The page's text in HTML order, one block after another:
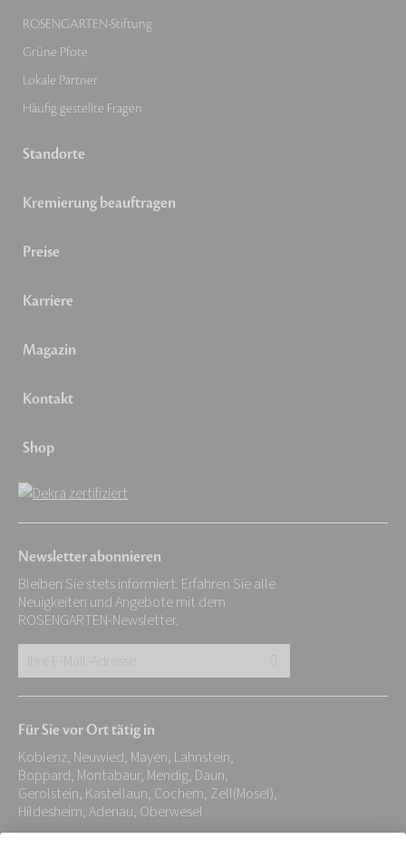
ROSENGARTEN-Stiftung
Grüne Pfote
Lokale Partner
Häufig gestellte Fragen
Standorte
Kremierung beauftragen
Preise
Karriere
Magazin
Kontakt
Shop
Newsletter abonnieren
Bleiben Sie stets informiert. Erfahren Sie alle
Neuigkeiten und Angebote mit dem
ROSENGARTEN-Newsletter.
Adresse:
*
Für Sie vor Ort tätig in
Koblenz, Neuwied, Mayen, Lahnstein,
Boppard, Montabaur, Mendig, Daun,
Gerolstein, Kastellaun, Cochem, Zell(Mosel),
Hildesheim, Adenau, Oberwesel